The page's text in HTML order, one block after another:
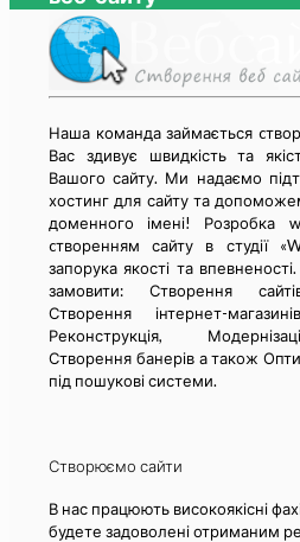
Наша команда займається
Вас здивує швидкість та
Вашого сайту. Ми надаємо
хостинг для сайту та
доменного імені! Розробка
cтворенням сайту в студії
запорука якості та
замовити: Створення
Створення інтернет-
Реконструкція,
Створення банерів а також
під пошукові системи.
Створюємо сайти
В нас працюють високоякісні
будете задоволені отриманим